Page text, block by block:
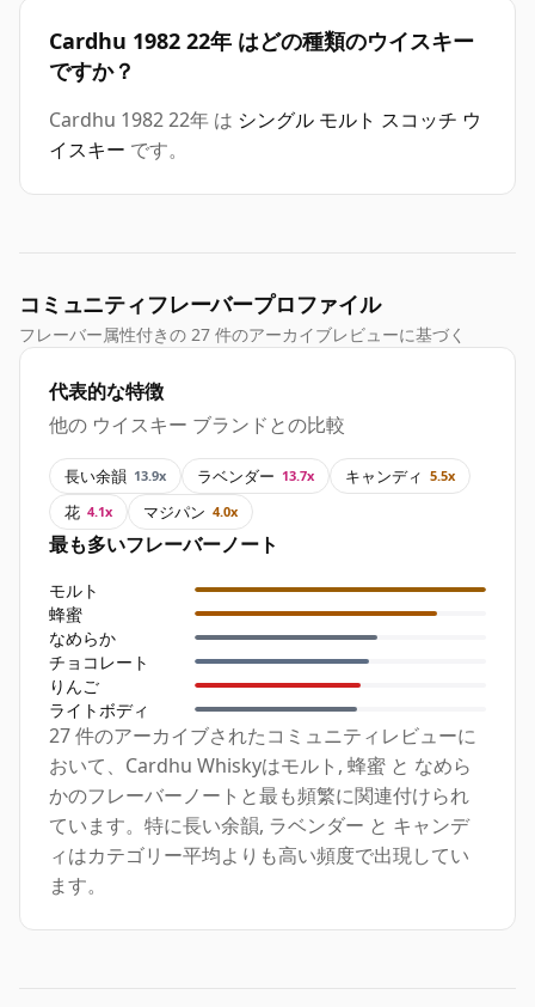
Cardhu 1982 22年 はどの種類のウイスキー
ですか？
Cardhu 1982 22年 は シングル モルト スコッチ ウ
イスキー です。
コミュニティフレーバープロファイル
フレーバー属性付きの 27 件のアーカイブレビューに基づく
代表的な特徴
他の ウイスキー ブランドとの比較
長い余韻 13.9x ラベンダー 13.7x キャンディ 5.5x
花 4.1x マジパン 4.0x
最も多いフレーバーノート
モルト
蜂蜜
なめらか
チョコレート
りんご
ライトボディ
27 件のアーカイブされたコミュニティレビューに
おいて、Cardhu Whiskyはモルト, 蜂蜜 と なめら
かのフレーバーノートと最も頻繁に関連付けられ
ています。特に長い余韻, ラベンダー と キャンデ
ィはカテゴリー平均よりも高い頻度で出現してい
ます。